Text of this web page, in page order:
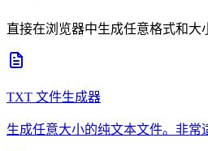
直接在浏览器中生成任意格式和大
TXT 文件生成器
生成任意大小的纯文本文件。非常